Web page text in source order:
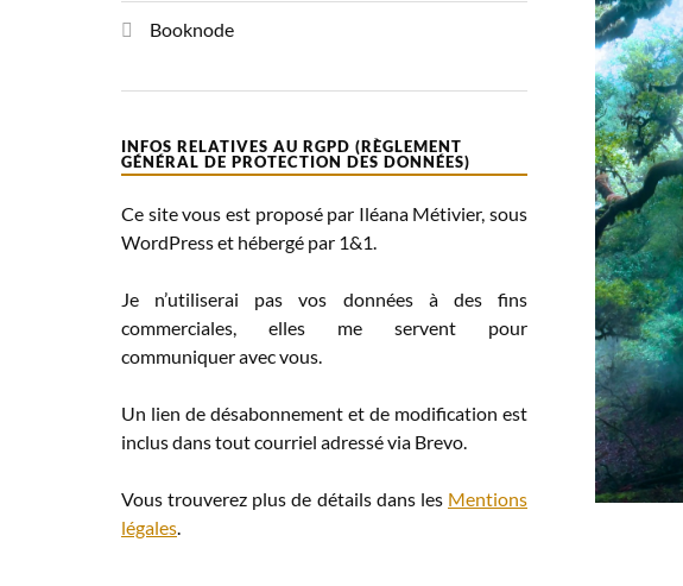
Booknode
INFOS RELATIVES AU RGPD (RÈGLEMENT
GÉNÉRAL DE PROTECTION DES DONNÉES)
Ce site vous est proposé par Iléana Métivier, sous
WordPress et hébergé par 1&1.
Je n’utiliserai pas vos données à des fins
commerciales, elles me servent pour
communiquer avec vous.
Un lien de désabonnement et de modification est
inclus dans tout courriel adressé via Brevo.
Vous trouverez plus de détails dans les Mentions
légales.